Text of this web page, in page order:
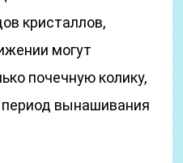
кристаллов,
могут
почечную колику,
вынашивания